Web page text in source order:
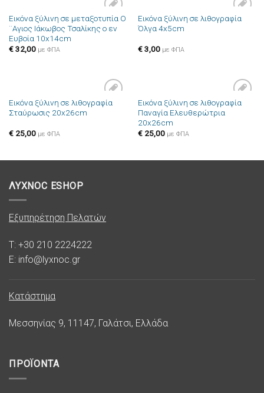
Πρόσθήκη
στην λίστα
Εικόνα ξύλινη σε μεταξοτυπία Ο
¨Αγιος Ιάκωβος Τσαλίκης ο εν
Ευβοία 10x14cm
€32,00 με ΦΠΑ
Πρόσθήκη
Εικόνα ξύλινη σε λιθογραφία
Όλγα 4x5cm
€3,00 με ΦΠΑ
Πρόσθήκη
Εικόνα ξύλινη σε λιθογραφία
Σταύρωσις 20x26cm
€25,00 με ΦΠΑ
Πρόσθήκη
στην λίστα
Εικόνα ξύλινη σε λιθογραφία
Παναγία Ελευθερώτρια
20x26cm
€25,00 με ΦΠΑ
ΛΥΧΝΟC ESHOP
Εξυπηρέτηση Πελατών
T: +30 210 2224222
E: info@lyxnoc.gr
Κατάστημα
Μεσσηνίας 9, 11147, Γαλάτσι, Ελλάδα
ΠΡΟΪΟΝΤΑ